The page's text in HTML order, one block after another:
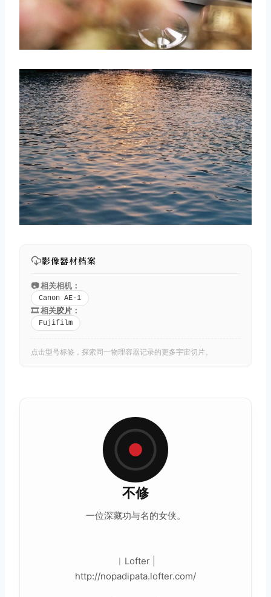
影像器材档案
📷 相关相机：
Canon AE-1
🎞️ 相关胶片 ：
Fujifilm
点击型号标签，探索同一物理容器记录的更多宇宙切片。
不修
一位深藏功与名的女侠。
︳Lofter |
http://nopadipata.lofter.com/
取消 搜索